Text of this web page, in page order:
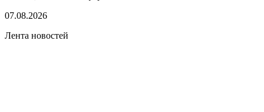
07.08.2026
Лента новостей